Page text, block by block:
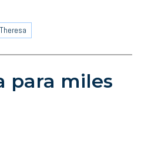
Theresa
para miles